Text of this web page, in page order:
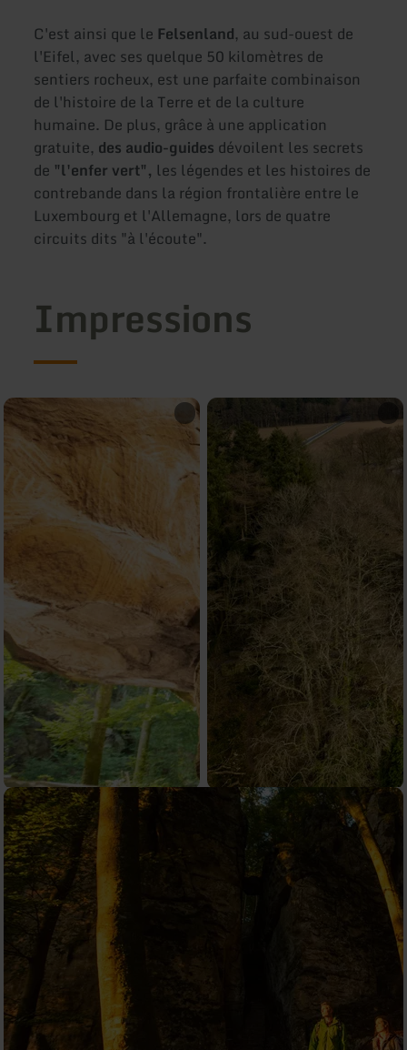
C'est ainsi que le Felsenland, au sud-ouest de
l'Eifel, avec ses quelque 50 kilomètres de
sentiers rocheux, est une parfaite combinaison
de l'histoire de la Terre et de la culture
humaine. De plus, grâce à une application
gratuite, des audio-guides dévoilent les secrets
de "l'enfer vert", les légendes et les histoires de
contrebande dans la région frontalière entre le
Luxembourg et l'Allemagne, lors de quatre
circuits dits "à l'écoute".
Impressions